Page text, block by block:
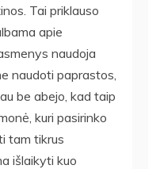
Tai priklauso
apie
naudoja
naudoti paprastos,
be abejo, kad taip
kuri pasirinko
tam tikrus
išlaikyti kuo